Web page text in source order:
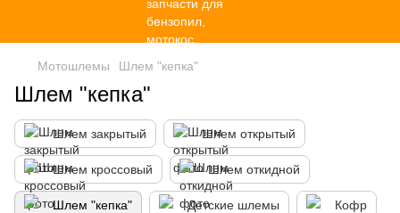
Мотошлемы Шлем "кепка"
Шлем "кепка"
Шлем закрытый Шлем открытый
Шлем кроссовый Шлем откидной
Шлем "кепка" Детские шлемы Кофр